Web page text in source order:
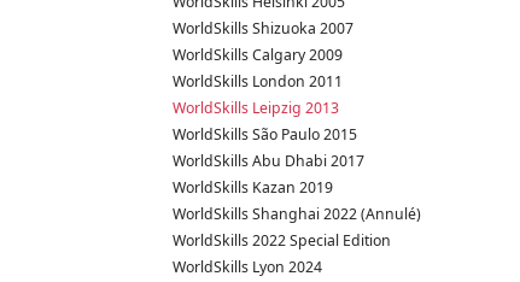
WorldSkills Shizuoka 2007
WorldSkills Calgary 2009
WorldSkills London 2011
WorldSkills Leipzig 2013
WorldSkills São Paulo 2015
WorldSkills Abu Dhabi 2017
WorldSkills Kazan 2019
WorldSkills Shanghai 2022 (Annulé)
WorldSkills 2022 Special Edition
WorldSkills Lyon 2024